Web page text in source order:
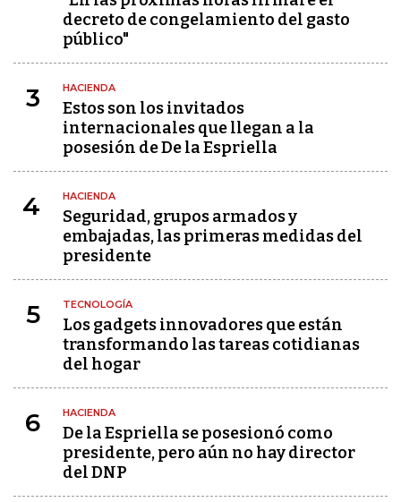
decreto de congelamiento del gasto
público"
3 HACIENDA
Estos son los invitados
internacionales que llegan a la
posesión de De la Espriella
4 HACIENDA
Seguridad, grupos armados y
embajadas, las primeras medidas del
presidente
5 TECNOLOGÍA
Los gadgets innovadores que están
transformando las tareas cotidianas
del hogar
6 HACIENDA
De la Espriella se posesionó como
presidente, pero aún no hay director
del DNP